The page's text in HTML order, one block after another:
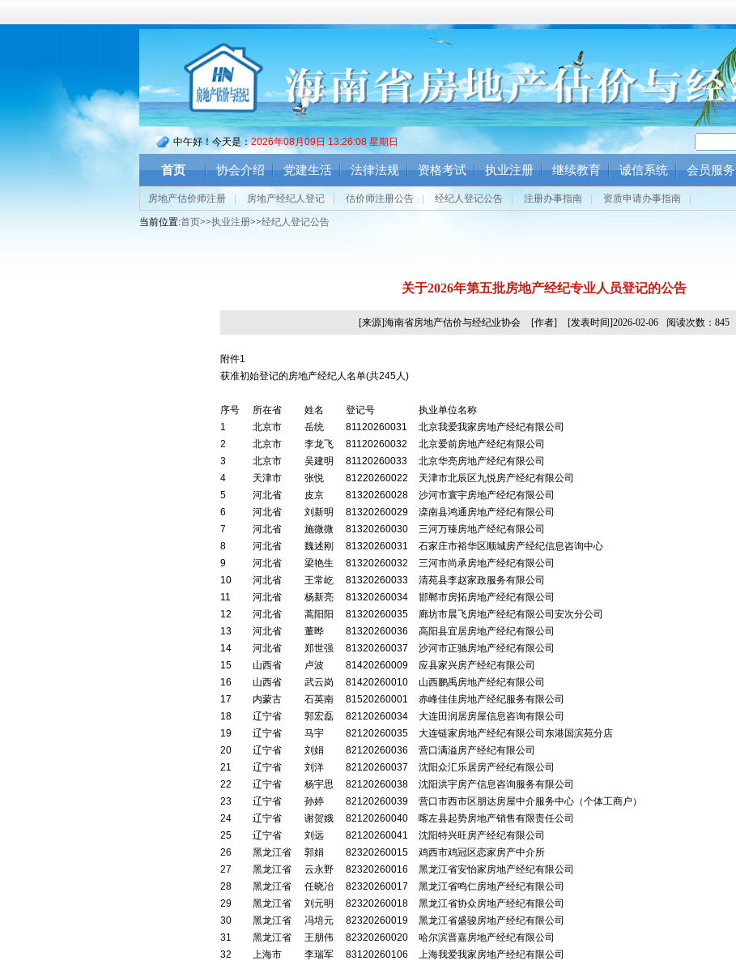
中午好！今天是：2026年08月09日 13:26:09 星期日
首页 协会介绍 党建生活 法律法规 资格考试 执业注册 继续教育 诚信系统 会员服务
房地产估价师注册 房地产经纪人登记 估价师注册公告 经纪人登记公告 注册办事指南 资质申请办事指南
当前位置:首页>>执业注册>>经纪人登记公告
关于2026年第五批房地产经纪专业人员登记的公告
[来源]海南省房地产估价与经纪业协会 [作者] [发表时间]2026-02-06 阅读次数：845
附件1
获准初始登记的房地产经纪人名单(共245人)
序号 所在省 姓名 登记号
执业单位名称
1
北京市 岳统 81120260031
北京我爱我家房地产经纪有限公司
2
北京市 李龙飞 81120260032
北京爱前房地产经纪有限公司
3
北京市 吴建明 81120260033
北京华亮房地产经纪有限公司
4
天津市 张悦 81220260022
天津市北辰区九悦房产经纪有限公司
5
河北省 皮京 81320260028
沙河市寰宇房地产经纪有限公司
6
河北省 刘新明 81320260029
滦南县鸿通房地产经纪有限公司
7
河北省 施微微 81320260030
三河万臻房地产经纪有限公司
8
河北省 魏述刚 81320260031
石家庄市裕华区顺城房产经纪信息咨询中心
9
河北省 梁艳生 81320260032
三河市尚承房地产经纪有限公司
10
河北省 王常屹 81320260033
清苑县李赵家政服务有限公司
11
河北省 杨新亮 81320260034
邯郸市房拓房地产经纪有限公司
12
河北省 蒿阳阳 81320260035
廊坊市晨飞房地产经纪有限公司安次分公司
13
河北省 董晔 81320260036
高阳县宜居房地产经纪有限公司
14
河北省 郑世强 81320260037
沙河市正驰房地产经纪有限公司
15
山西省 卢波 81420260009
应县家兴房产经纪有限公司
16
山西省 武云岗 81420260010
山西鹏禹房地产经纪有限公司
17
内蒙古 石英南 81520260001
赤峰佳佳房地产经纪服务有限公司
18
辽宁省 郭宏磊 82120260034
大连田润居房屋信息咨询有限公司
19
辽宁省 马宇 82120260035
大连链家房地产经纪有限公司东港国滨苑分店
20
辽宁省 刘娟 82120260036
营口满溢房产经纪有限公司
21
辽宁省 刘洋 82120260037
沈阳众汇乐居房产经纪有限公司
22
辽宁省 杨宇思 82120260038
沈阳洪宇房产信息咨询服务有限公司
23
辽宁省 孙婷 82120260039
营口市西市区朋达房屋中介服务中心（个体工商户）
24
辽宁省 谢贺娥 82120260040
喀左县起势房地产销售有限责任公司
25
辽宁省 刘远 82120260041
沈阳特兴旺房产经纪有限公司
26
黑龙江省 郭娟 82320260015
鸡西市鸡冠区恋家房产中介所
27
黑龙江省 云永野 82320260016
黑龙江省安怡家房地产经纪有限公司
28
黑龙江省 任晓冶 82320260017
黑龙江省鸣仁房地产经纪有限公司
29
黑龙江省 刘元明 82320260018
黑龙江省协众房地产经纪有限公司
30
黑龙江省 冯培元 82320260019
黑龙江省盛骏房地产经纪有限公司
31
黑龙江省 王朋伟 82320260020
哈尔滨晋嘉房地产经纪有限公司
32
上海市 李瑞军 83120260106
上海我爱我家房地产经纪有限公司